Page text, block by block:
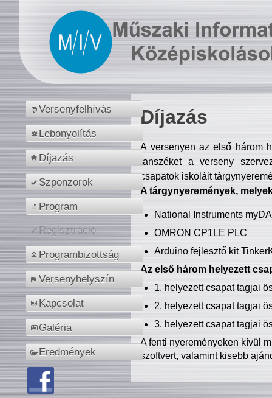
Versenyfelhívás
Lebonyolítás
Díjazás
Szponzorok
Program
Regisztráció
Programbizottság
Versenyhelyszín
Kapcsolat
Galéria
Eredmények
Díjazás
A versenyen az első három
tanszéket a verseny
csapatok iskoláit
A tárgynyeremények,
National Instruments
OMRON CP1LE PLC
Arduino fejlesztő kit
Az első három helyezett
1. helyezett csapat tagjai
2. helyezett csapat tagjai
3. helyezett csapat tagjai
A fenti nyereményeken kívül
szoftvert, valamint kisebb